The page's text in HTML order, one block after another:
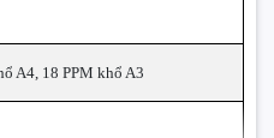
A4, 18 PPM khổ A3